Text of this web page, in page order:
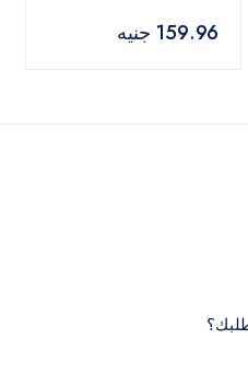
159.96 جنيه